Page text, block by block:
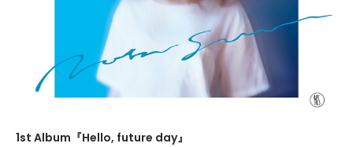
1st Album『Hello, future day』